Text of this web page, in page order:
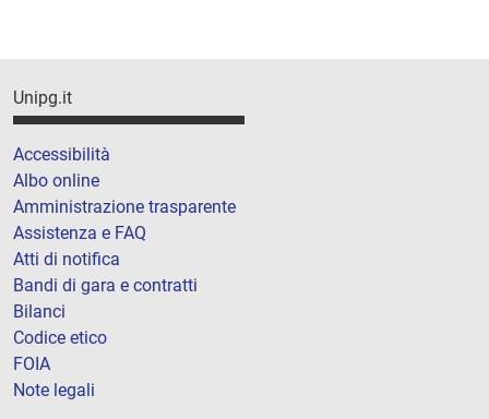
Unipg.it
Accessibilità
Albo online
Amministrazione trasparente
Assistenza e FAQ
Atti di notifica
Bandi di gara e contratti
Bilanci
Codice etico
FOIA
Note legali